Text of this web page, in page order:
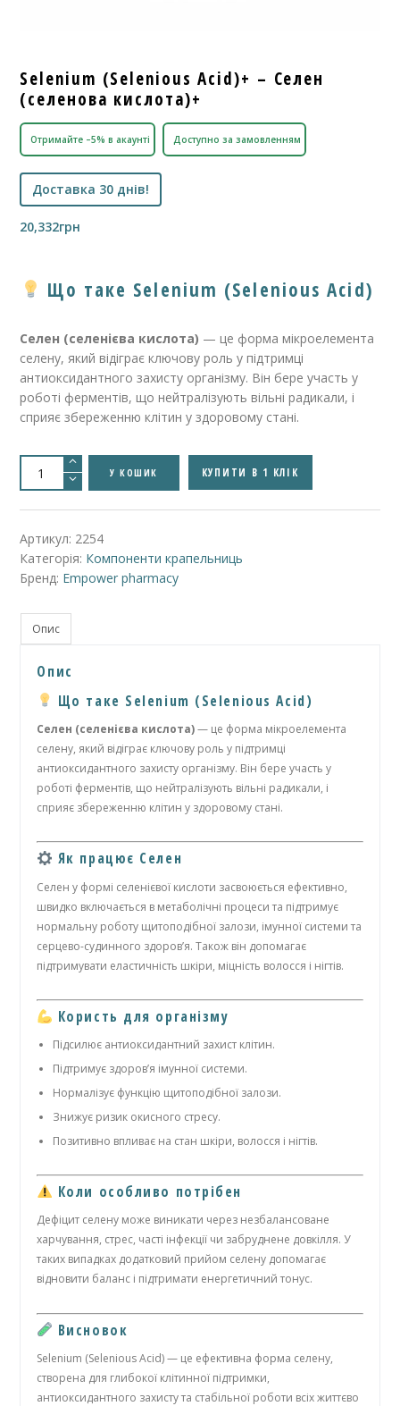
Selenium (Selenious Acid)+ – Селен
(селенова кислота)+
Отримайте –5% в акаунті Доступно за замовленням
Доставка 30 днів!
20,332грн
Що таке Selenium (Selenious Acid)
Селен (селенієва кислота) — це форма мікроелемента
селену, який відіграє ключову роль у підтримці
антиоксидантного захисту організму. Він бере участь у
роботі ферментів, що нейтралізують вільні радикали, і
сприяє збереженню клітин у здоровому стані.
Selenium
(Selenious
Acid)+
Селен
кислота)+
кількість
У КОШИК КУПИТИ В 1 КЛІК
Артикул: 2254
Категорія: Компоненти крапельниць
Бренд: Empower pharmacy
Опис
Опис
Що таке Selenium (Selenious Acid)
Селен (селенієва кислота)— це форма мікроелемента
селену, який відіграє ключову роль у підтримці
антиоксидантного захисту організму. Він бере участь у
роботі ферментів, що нейтралізують вільні радикали, і
сприяє збереженню клітин у здоровому стані.
Як працює Селен
Селен у формі селенієвої кислоти засвоюється ефективно,
швидко включається в метаболічні процеси та підтримує
нормальну роботу щитоподібної залози, імунної системи та
серцево-судинного здоров’я. Також він допомагає
підтримувати еластичність шкіри, міцність волосся і нігтів.
Користь для організму
Підсилює антиоксидантний захист клітин.
Підтримує здоров’я імунної системи.
Нормалізує функцію щитоподібної залози.
Знижує ризик окисного стресу.
Позитивно впливає на стан шкіри, волосся і нігтів.
Коли особливо потрібен
Дефіцит селену може виникати через незбалансоване
харчування, стрес, часті інфекції чи забруднене довкілля. У
таких випадках додатковий прийом селену допомагає
відновити баланс і підтримати енергетичний тонус.
Висновок
Selenium (Selenious Acid) — це ефективна форма селену,
створена для глибокої клітинної підтримки,
антиоксидантного захисту та стабільної роботи всіх життєво